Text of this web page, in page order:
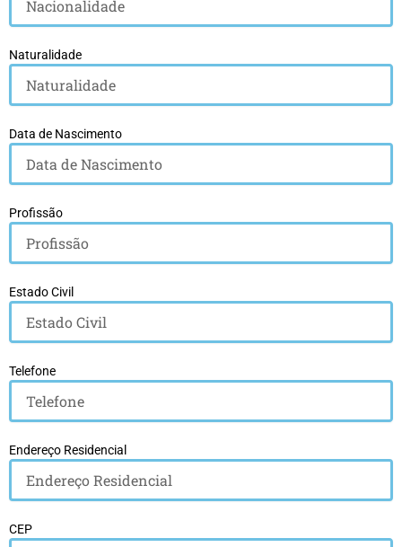
Naturalidade
Data de Nascimento
Profissão
Estado Civil
Telefone
Endereço Residencial
CEP